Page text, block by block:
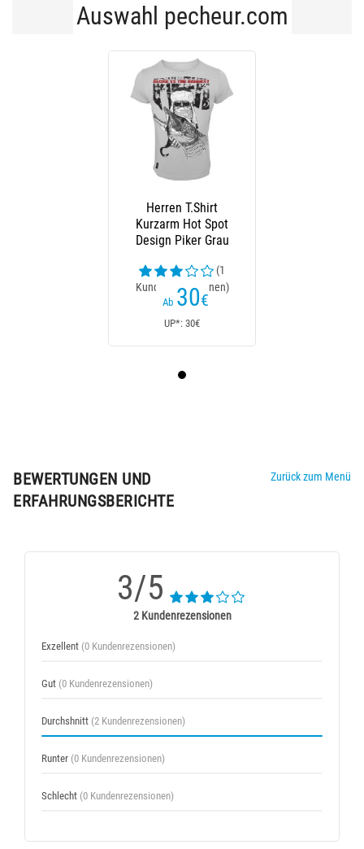
Auswahl pecheur.com
Herren T.Shirt
Kurzarm Hot Spot
Design Piker Grau
(1
Kundenrezensionen)
Ab 30€
UP*: 30€
BEWERTUNGEN UND
ERFAHRUNGSBERICHTE
Zurück zum Menü
3/5
2 Kundenrezensionen
Exzellent (0 Kundenrezensionen)
Gut (0 Kundenrezensionen)
Durchshnitt (2 Kundenrezensionen)
Runter (0 Kundenrezensionen)
Schlecht (0 Kundenrezensionen)